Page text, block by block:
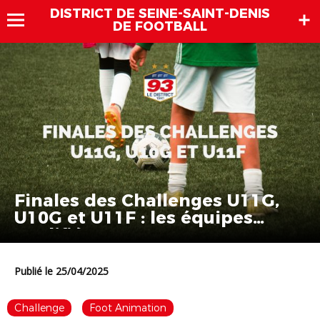
DISTRICT DE SEINE-SAINT-DENIS
DE FOOTBALL
Finales des Challenges U11G,
U10G et U11F : les équipes
qualifiées sont connues
Publié le 25/04/2025
Challenge Foot Animation